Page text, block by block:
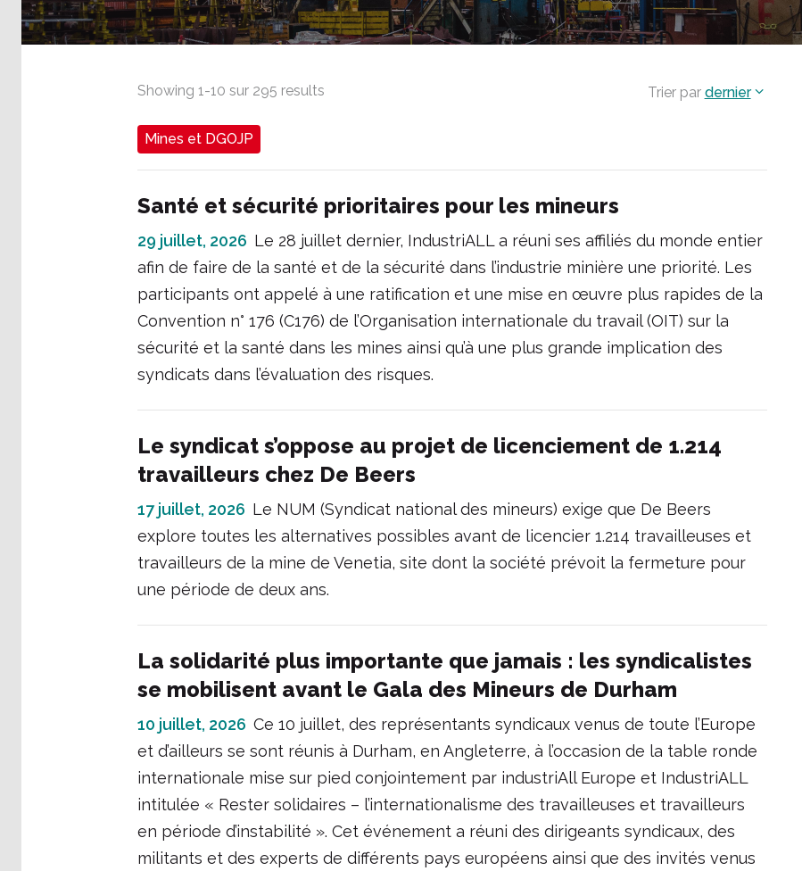
Showing 1-10 sur 295 results Trier par dernier
Mines et DGOJP
Santé et sécurité prioritaires pour les mineurs
29 juillet, 2026 Le 28 juillet dernier, IndustriALL a réuni ses affiliés du monde entier
afin de faire de la santé et de la sécurité dans l’industrie minière une priorité. Les
participants ont appelé à une ratification et une mise en œuvre plus rapides de la
Convention n° 176 (C176) de l’Organisation internationale du travail (OIT) sur la
sécurité et la santé dans les mines ainsi qu’à une plus grande implication des
syndicats dans l’évaluation des risques.
Le syndicat s’oppose au projet de licenciement de 1.214
travailleurs chez De Beers
17 juillet, 2026 Le NUM (Syndicat national des mineurs) exige que De Beers
explore toutes les alternatives possibles avant de licencier 1.214 travailleuses et
travailleurs de la mine de Venetia, site dont la société prévoit la fermeture pour
une période de deux ans.
La solidarité plus importante que jamais : les syndicalistes
se mobilisent avant le Gala des Mineurs de Durham
10 juillet, 2026 Ce 10 juillet, des représentants syndicaux venus de toute l’Europe
et d’ailleurs se sont réunis à Durham, en Angleterre, à l’occasion de la table ronde
internationale mise sur pied conjointement par industriAll Europe et IndustriALL
intitulée « Rester solidaires – l’internationalisme des travailleuses et travailleurs
en période d’instabilité ». Cet événement a réuni des dirigeants syndicaux, des
militants et des experts de différents pays européens ainsi que des invités venus